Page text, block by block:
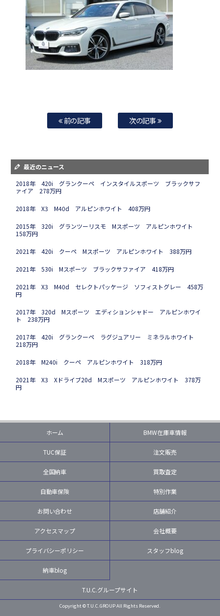
前の記事 次の記事
最近のニュース
2018年 420i グランクーペ インスタイルスポーツ ブラックサフ
ァイア 278万円
2018年 X3 M40d アルピンホワイト 408万円
2015年 320i グランツーリスモ Mスポーツ アルピンホワイト
158万円
2021年 420i クーペ Mスポーツ アルピンホワイト 388万円
2021年 530i Mスポーツ ブラックサファイア 418万円
2021年 X3 M40d セレクトパッケージ ソフィストグレー 458万
円
2017年 320d Mスポーツ エディションシャドー アルピンホワイ
ト 238万円
2017年 420i グランクーペ ラグジュアリー ミネラルホワイト
218万円
2018年 M240i クーペ アルピンホワイト 318万円
2021年 X3 Xドライブ20d Mスポーツ アルピンホワイト 378万
円
ホーム BMW在庫車情報
TUC保証 注文販売
全国納車 買取査定
自動車保険 特別作業
お問い合わせ 店舗紹介
アクセスマップ 会社概要
プライバシーポリシー スタッフblog
納車blog
T.U.C.グループサイト
Copyright © T.U.C.GROUP All Rights Reserved.